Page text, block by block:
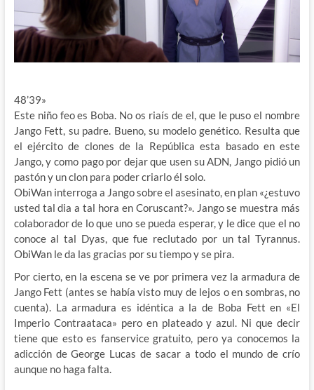
48’39»
Este niño feo es Boba. No os riaís de el, que le puso el nombre
Jango Fett, su padre. Bueno, su modelo genético. Resulta que
el ejército de clones de la República esta basado en este
Jango, y como pago por dejar que usen su ADN, Jango pidió un
pastón y un clon para poder criarlo él solo.
ObiWan interroga a Jango sobre el asesinato, en plan «¿estuvo
usted tal dia a tal hora en Coruscant?». Jango se muestra más
colaborador de lo que uno se pueda esperar, y le dice que el no
conoce al tal Dyas, que fue reclutado por un tal Tyrannus.
ObiWan le da las gracias por su tiempo y se pira.
Por cierto, en la escena se ve por primera vez la armadura de
Jango Fett (antes se había visto muy de lejos o en sombras, no
cuenta). La armadura es idéntica a la de Boba Fett en «El
Imperio Contraataca» pero en plateado y azul. Ni que decir
tiene que esto es fanservice gratuito, pero ya conocemos la
adicción de George Lucas de sacar a todo el mundo de crío
aunque no haga falta.